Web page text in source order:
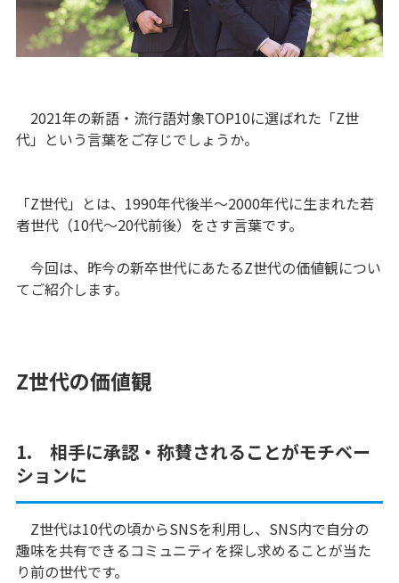
2021年の新語・流行語対象TOP10に選ばれた「Z世
代」という言葉をご存じでしょうか。
「Z世代」とは、1990年代後半～2000年代に生まれた若
者世代（10代～20代前後）をさす言葉です。
今回は、昨今の新卒世代にあたるZ世代の価値観につい
てご紹介します。
Z世代の価値観
1. 相手に承認・称賛されることがモチベー
ションに
Z世代は10代の頃からSNSを利用し、SNS内で自分の
趣味を共有できるコミュニティを探し求めることが当た
り前の世代です。